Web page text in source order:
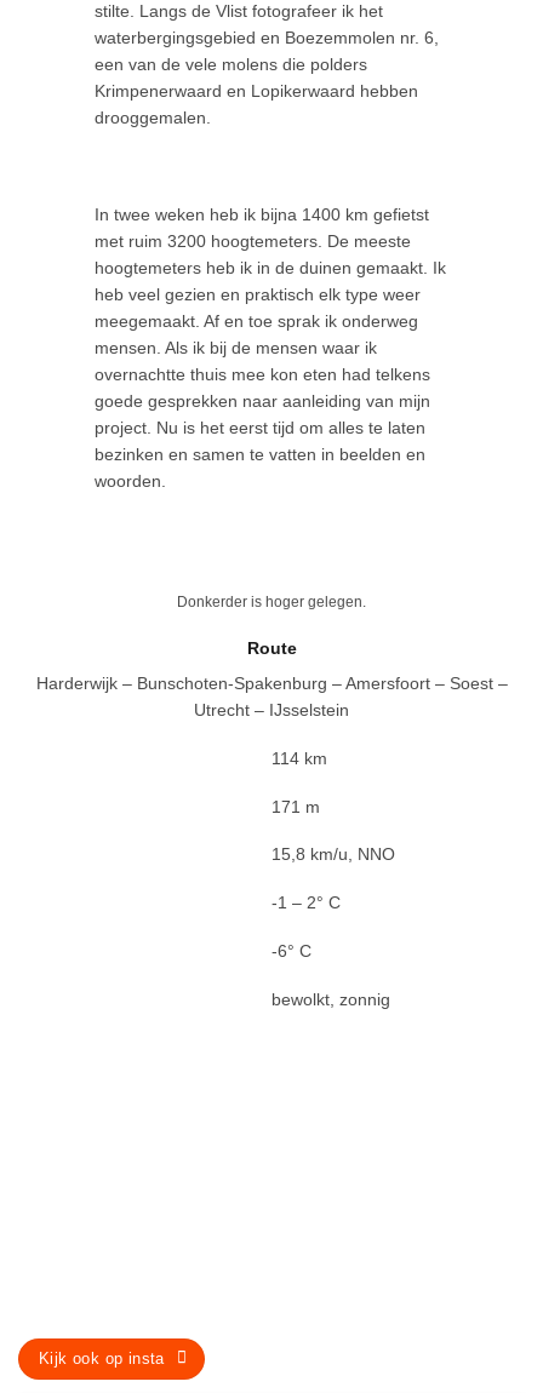
stilte. Langs de Vlist fotografeer ik het
waterbergingsgebied en Boezemmolen nr. 6,
een van de vele molens die polders
Krimpenerwaard en Lopikerwaard hebben
drooggemalen.
In twee weken heb ik bijna 1400 km gefietst
met ruim 3200 hoogtemeters. De meeste
hoogtemeters heb ik in de duinen gemaakt. Ik
heb veel gezien en praktisch elk type weer
meegemaakt. Af en toe sprak ik onderweg
mensen. Als ik bij de mensen waar ik
overnachtte thuis mee kon eten had telkens
goede gesprekken naar aanleiding van mijn
project. Nu is het eerst tijd om alles te laten
bezinken en samen te vatten in beelden en
woorden.
Donkerder is hoger gelegen.
Route
Harderwijk – Bunschoten-Spakenburg – Amersfoort – Soest –
Utrecht – IJsselstein
114 km
171 m
15,8 km/u, NNO
-1 – 2° C
-6° C
bewolkt, zonnig
Kijk ook op insta